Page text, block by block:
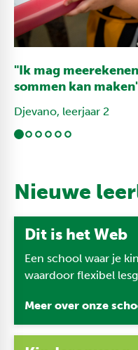
"Ik mag
sommen kan
Djevano, leerjaar 2
Nieuwe
Dit is het Web
Een school waar je
waardoor flexibel
Meer over onze